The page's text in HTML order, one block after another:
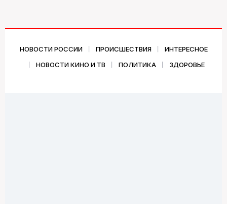
НОВОСТИ РОССИИ ПРОИСШЕСТВИЯ
ИНТЕРЕСНОЕ
НОВОСТИ КИНО И ТВ
ПОЛИТИКА ЗДОРОВЬЕ